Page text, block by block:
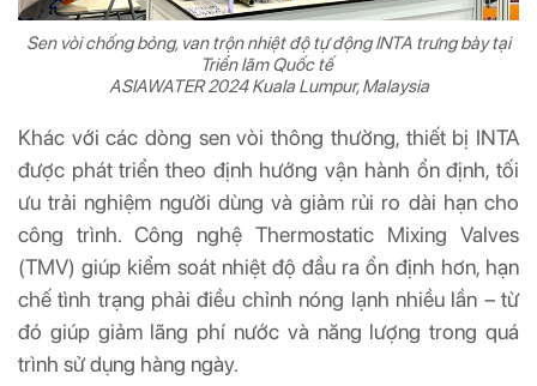
Sen vòi chống bỏng, van trộn nhiệt độ tự động INTA trưng bày tại
Triển lãm Quốc tế
ASIAWATER 2024 Kuala Lumpur, Malaysia
Khác với các dòng sen vòi thông thường, thiết bị INTA
được phát triển theo định hướng vận hành ổn định, tối
ưu trải nghiệm người dùng và giảm rủi ro dài hạn cho
công trình. Công nghệ Thermostatic Mixing Valves
(TMV) giúp kiểm soát nhiệt độ đầu ra ổn định hơn, hạn
chế tình trạng phải điều chỉnh nóng lạnh nhiều lần – từ
đó giúp giảm lãng phí nước và năng lượng trong quá
trình sử dụng hàng ngày.